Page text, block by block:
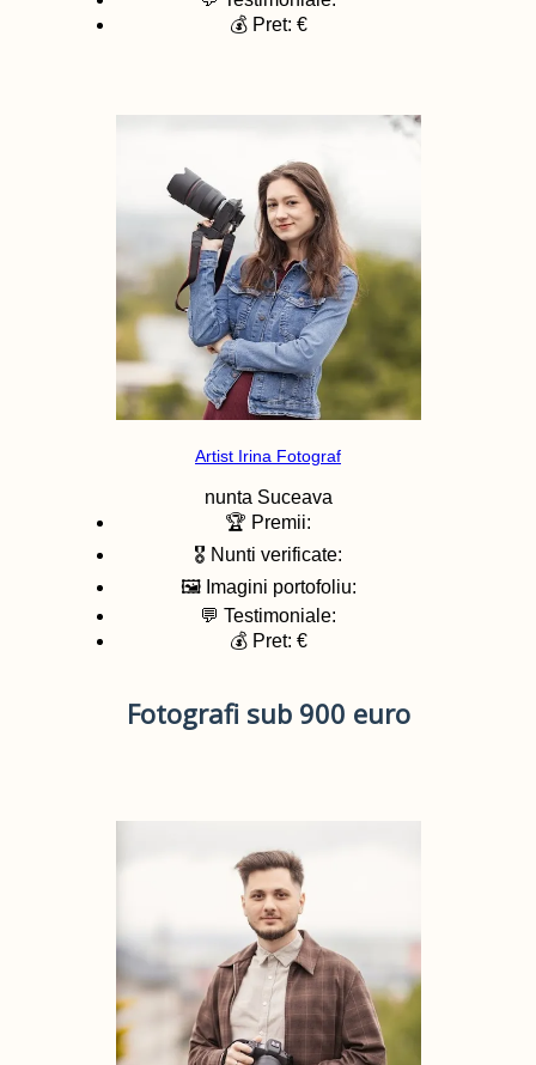
💰 Pret: €
Artist Irina Fotograf
nunta Suceava
🏆 Premii:
🎖️ Nunti verificate:
🖼️ Imagini portofoliu:
💬 Testimoniale:
💰 Pret: €
Fotografi sub 900 euro